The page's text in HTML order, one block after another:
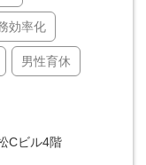
効率化
男性育休
Cビル4階